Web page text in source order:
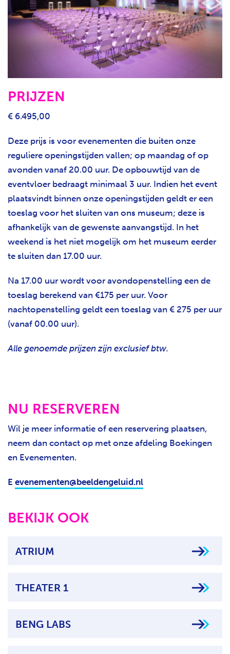
PRIJZEN
€ 6.495,00
Deze prijs is voor evenementen die buiten onze
reguliere openingstijden vallen; op maandag of op
avonden vanaf 20.00 uur. De opbouwtijd van de
eventvloer bedraagt minimaal 3 uur. Indien het event
plaatsvindt binnen onze openingstijden geldt er een
toeslag voor het sluiten van ons museum; deze is
afhankelijk van de gewenste aanvangstijd. In het
weekend is het niet mogelijk om het museum eerder
te sluiten dan 17.00 uur.
Na 17.00 uur wordt voor avondopenstelling een de
toeslag berekend van €175 per uur. Voor
nachtopenstelling geldt een toeslag van € 275 per uur
(vanaf 00.00 uur).
Alle genoemde prijzen zijn exclusief btw.
NU RESERVEREN
Wil je meer informatie of een reservering plaatsen,
neem dan contact op met onze afdeling Boekingen
en Evenementen.
E evenementen@beeldengeluid.nl
BEKIJK OOK
ATRIUM
THEATER 1
BENG LABS